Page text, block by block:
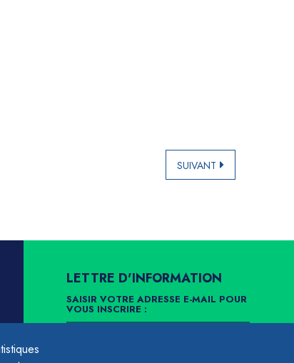
SUIVANT
LETTRE D'INFORMATION
SAISIR VOTRE ADRESSE E-MAIL POUR
VOUS INSCRIRE :